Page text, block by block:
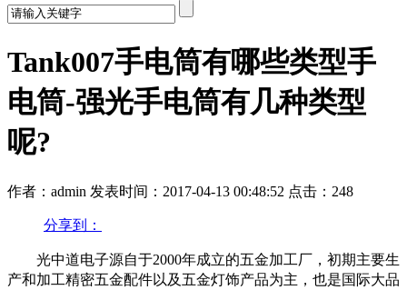
Tank007手电筒有哪些类型手
电筒-强光手电筒有几种类型
呢?
作者：admin 发表时间：2017-04-13 00:48:52 点击：248
分享到：
光中道电子源自于2000年成立的五金加工厂，初期主要生
产和加工精密五金配件以及五金灯饰产品为主，也是国际大品